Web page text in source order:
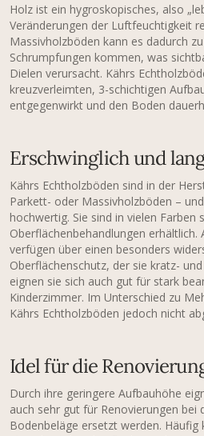
Holz ist ein hygroskopisches, also
Veränderungen der Luftfeuchtigkeit
Massivholzböden kann es dadurch
Schrumpfungen kommen, was
Dielen verursacht. Kährs
kreuzverleimten, 3-schichtigen
entgegenwirkt und den Boden
Erschwinglich und
Kährs Echtholzböden sind in der
Parkett- oder Massivholzböden –
hochwertig. Sie sind in vielen Farben
Oberflächenbehandlungen erhältlich.
verfügen über einen besonders
Oberflächenschutz, der sie kratz-
eignen sie sich auch gut für stark
Kinderzimmer. Im Unterschied zu
Kährs Echtholzböden jedoch nicht
Idel für die
Durch ihre geringere Aufbauhöhe
auch sehr gut für Renovierungen bei
Bodenbeläge ersetzt werden.